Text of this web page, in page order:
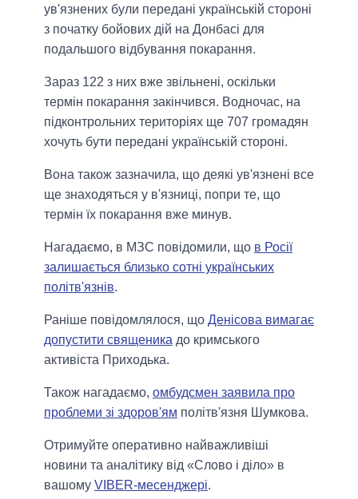
ув'язнених були передані українській стороні
з початку бойових дій на Донбасі для
подальшого відбування покарання.
Зараз 122 з них вже звільнені, оскільки
термін покарання закінчився. Водночас, на
підконтрольних територіях ще 707 громадян
хочуть бути передані українській стороні.
Вона також зазначила, що деякі ув'язнені все
ще знаходяться у в'язниці, попри те, що
термін їх покарання вже минув.
Нагадаємо, в МЗС повідомили, що в Росії
залишається близько сотні українських
політв'язнів.
Раніше повідомлялося, що Денісова вимагає
допустити священика до кримського
активіста Приходька.
Також нагадаємо, омбудсмен заявила про
проблеми зі здоров'ям політв'язня Шумкова.
Отримуйте оперативно найважливіші
новини та аналітику від «Слово і діло» в
вашому VIBER-месенджері.